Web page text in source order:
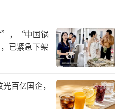
医保局通过“四同”药
一系列举措，对全国医药
严处理的态势。现在这把
店。健识局注意到，各地
药店销售金额靠前且价差
”，“中国锅
已紧急下架
百亿国企，